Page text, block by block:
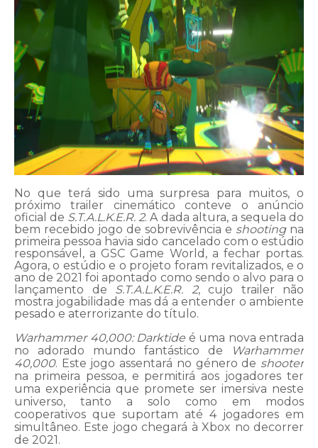
No que terá sido uma surpresa para muitos, o
próximo trailer cinemático conteve o anúncio
oficial de S.T.A.L.K.E.R. 2. A dada altura, a sequela do
bem recebido jogo de sobrevivência e shootingna
primeira pessoa havia sido cancelado com o estúdio
responsável, a GSC Game World, a fechar portas.
Agora, o estúdio e o projeto foram revitalizados, e o
ano de 2021 foi apontado como sendo o alvo para o
lançamento de S.T.A.L.K.E.R. 2, cujo trailer não
mostra jogabilidade mas dá a entender o ambiente
pesado e aterrorizante do título.
Warhammer 40,000: Darktide é uma nova entrada
no adorado mundo fantástico de
Warhammer
40,000. Este jogo assentará no género de shooter
na primeira pessoa, e permitirá aos jogadores ter
uma experiência que promete ser imersiva neste
universo, tanto a solo como em modos
cooperativos que suportam até 4 jogadores em
simultâneo. Este jogo chegará à Xbox no decorrer
de 2021.